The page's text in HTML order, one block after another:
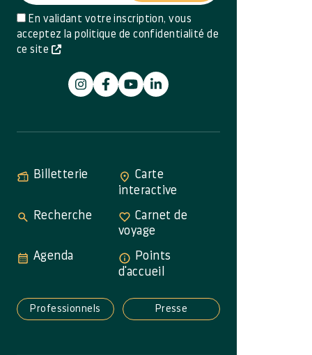
En validant votre inscription, vous
acceptez la politique de confidentialité de
ce site
Billetterie
Carte
interactive
Recherche
Carnet de
voyage
Agenda
Points
d'accueil
Professionnels Presse